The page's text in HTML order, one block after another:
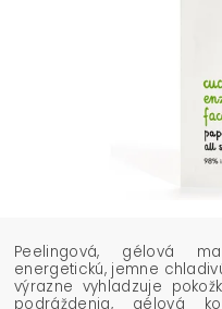
Peelingová, gélová
energetickú, jemne
výrazne vyhladzuje
podráždenia, gélová